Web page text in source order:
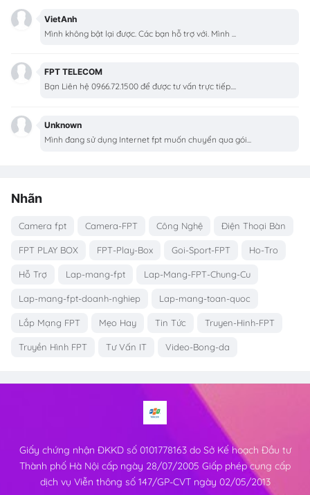
VietAnh
Mình không bật lại được. Các bạn hỗ trợ với. Mình ...
FPT TELECOM
Bạn Liên hệ 0966.72.1500 để được tư vấn trực tiếp....
Unknown
Mình đang sử dụng Internet fpt muốn chuyển qua gói...
Nhãn
Camera fpt Camera-FPT Công Nghệ Điện Thoại Bàn
FPT PLAY BOX FPT-Play-Box Goi-Sport-FPT Ho-Tro
Hỗ Trợ Lap-mang-fpt Lap-Mang-FPT-Chung-Cu
Lap-mang-fpt-doanh-nghiep Lap-mang-toan-quoc
Lắp Mạng FPT Mẹo Hay Tin Tức Truyen-Hinh-FPT
Truyền Hình FPT Tư Vấn IT Video-Bong-da
Giấy chứng nhận ĐKKD số 0101778163 do Sở Kế hoạch Đầu tư
Thành phố Hà Nội cấp ngày 28/07/2005 Giấp phép cung cấp
dịch vụ Viễn thông số 147/GP-CVT ngày 02/05/2013